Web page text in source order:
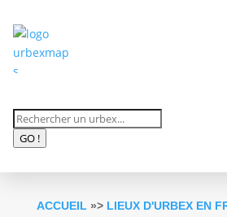
Recherche
deGO !
ACCUEIL »> LIEUX D'URBEX EN